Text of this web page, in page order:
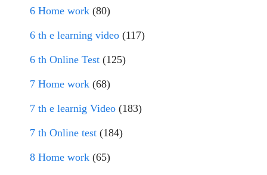
6 Home work (80)
6 th e learning video (117)
6 th Online Test (125)
7 Home work (68)
7 th e learnig Video (183)
7 th Online test (184)
8 Home work (65)